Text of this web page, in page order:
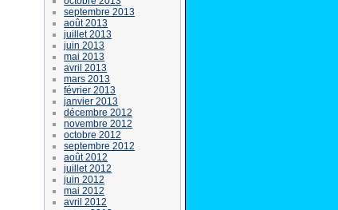
septembre 2013
août 2013
juillet 2013
juin 2013
mai 2013
avril 2013
mars 2013
février 2013
janvier 2013
décembre 2012
novembre 2012
octobre 2012
septembre 2012
août 2012
juillet 2012
juin 2012
mai 2012
avril 2012